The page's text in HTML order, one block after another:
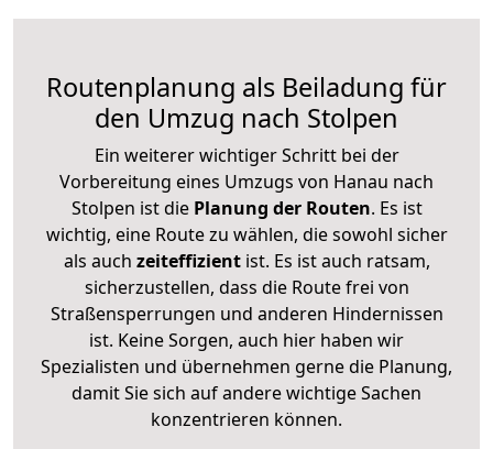
Routenplanung als Beiladung für
den Umzug nach Stolpen
Ein weiterer wichtiger Schritt bei der
Vorbereitung eines Umzugs von Hanau nach
Stolpen ist diePlanung der Routen. Es ist
wichtig, eine Route zu wählen, die sowohl sicher
als auch zeiteffizientist. Es ist auch ratsam,
sicherzustellen, dass die Route frei von
Straßensperrungen und anderen Hindernissen
ist. Keine Sorgen, auch hier haben wir
Spezialisten und übernehmen gerne die Planung,
damit Sie sich auf andere wichtige Sachen
konzentrieren können.